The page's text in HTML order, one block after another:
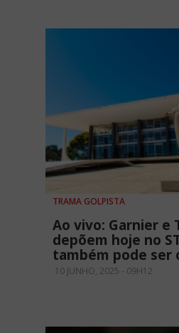
TRAMA GOLPISTA
Ao vivo: Garnier e
depõem hoje no
também pode ser
10 JUNHO, 2025 - 09H12